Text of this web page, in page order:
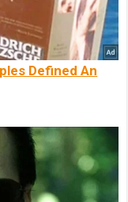
Defined An